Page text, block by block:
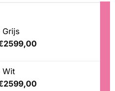
Grijs
2599,00Huidige
Wit
2599,00Huidige